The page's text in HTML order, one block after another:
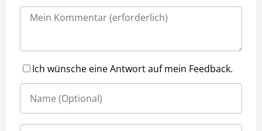
Ich wünsche eine Antwort auf mein Feedback.